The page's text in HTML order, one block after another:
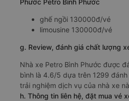
ghế ngồi 130000đ/vé
limousine 130000đ/vé
g. Review, đánh giá chất lượng
Nhà xe Petro Bình Phước được
bình là 4.6/5 dựa trên 1299
trải nghiệm dịch vụ của nhà xe
h. Thông tin liên hệ, đặt mua vé